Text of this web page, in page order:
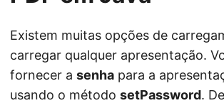
Existem muitas opções de
carregar qualquer apresentação.
fornecer a senha para a
usando o método setPassword.